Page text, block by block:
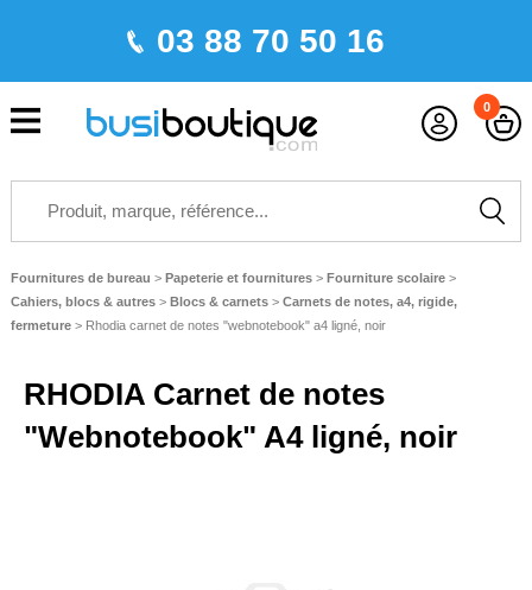
03 88 70 50 16
0
Fournitures de bureau > Papeterie et fournitures > Fourniture scolaire >
Cahiers, blocs & autres > Blocs & carnets > Carnets de notes, a4, rigide,
fermeture> Rhodia carnet de notes "webnotebook" a4 ligné, noir
RHODIA Carnet de notes
"Webnotebook" A4 ligné, noir